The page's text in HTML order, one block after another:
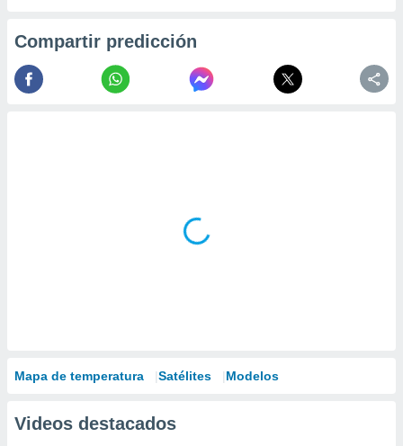
Compartir predicción
Mapa de temperatura Satélites Modelos
Videos destacados